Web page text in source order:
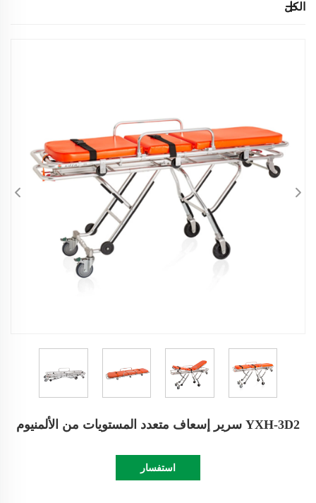
الكل
YXH-3D2 سرير إسعاف متعدد المستويات من الألمنيوم
استفسار